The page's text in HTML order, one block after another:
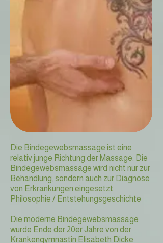
Die Bindegewebsmassage ist eine
relativ junge Richtung der Massage. Die
Bindegewebsmassage wird nicht nur zur
Behandlung, sondern auch zur Diagnose
von Erkrankungen eingesetzt.
Philosophie / Entstehungsgeschichte
Die moderne Bindegewebsmassage
wurde Ende der 20er Jahre von der
Krankengymnastin Elisabeth Dicke